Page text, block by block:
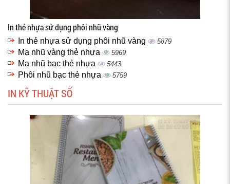
In thẻ nhựa sử dụng phôi nhũ vàng
In thẻ nhựa sử dụng phôi nhũ vàng 5879
Mạ nhũ vàng thẻ nhựa 5969
Mạ nhũ bạc thẻ nhựa 5443
Phôi nhũ bạc thẻ nhựa 5759
IN KỸ THUẬT SỐ